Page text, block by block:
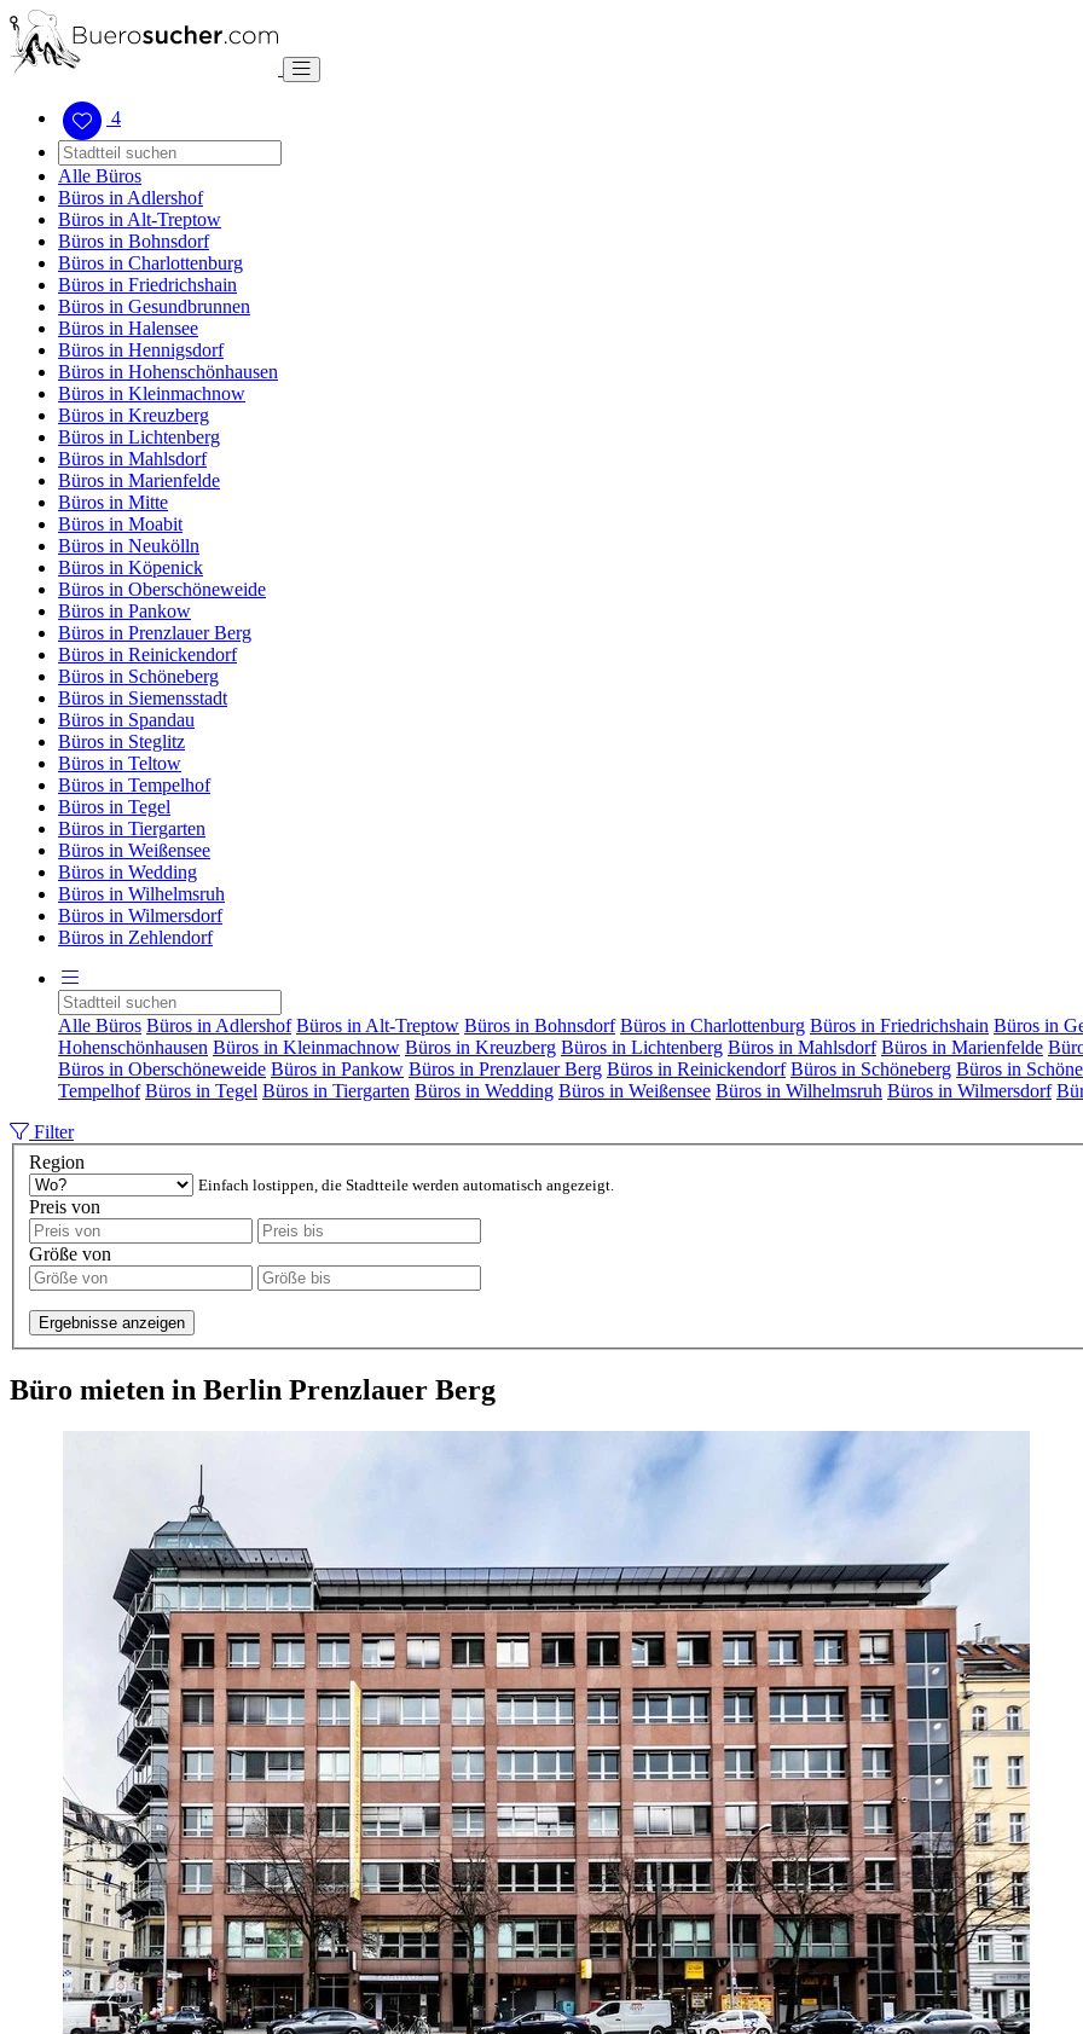
4
Alle Büros
Büros in Adlershof
Büros in Alt-Treptow
Büros in Bohnsdorf
Büros in Charlottenburg
Büros in Friedrichshain
Büros in Gesundbrunnen
Büros in Halensee
Büros in Hennigsdorf
Büros in Hohenschönhausen
Büros in Kleinmachnow
Büros in Kreuzberg
Büros in Lichtenberg
Büros in Mahlsdorf
Büros in Marienfelde
Büros in Mitte
Büros in Moabit
Büros in Neukölln
Büros in Köpenick
Büros in Oberschöneweide
Büros in Pankow
Büros in Prenzlauer Berg
Büros in Reinickendorf
Büros in Schöneberg
Büros in Siemensstadt
Büros in Spandau
Büros in Steglitz
Büros in Teltow
Büros in Tempelhof
Büros in Tegel
Büros in Tiergarten
Büros in Weißensee
Büros in Wedding
Büros in Wilhelmsruh
Büros in Wilmersdorf
Büros in Zehlendorf
Alle Büros Büros in Adlershof Büros in Alt-Treptow Büros in Bohnsdorf Büros in Charlottenburg Büros in Friedrichshain Büros in
Hohenschönhausen Büros in Kleinmachnow Büros in Kreuzberg Büros in Lichtenberg Büros in Mahlsdorf Büros in Marienfelde
Büros in Oberschöneweide Büros in Pankow Büros in Prenzlauer Berg Büros in Reinickendorf Büros in Schöneberg Büros in
Tempelhof Büros in Tegel Büros in Tiergarten Büros in Wedding Büros in Weißensee Büros in Wilhelmsruh Büros in Wilmersdorf
Filter
Region
Einfach lostippen, die Stadtteile werden automatisch angezeigt.
Preis von
Größe von
Ergebnisse anzeigen
Büro mieten in Berlin Prenzlauer Berg